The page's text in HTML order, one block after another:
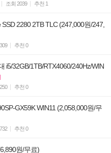
조회 2039 추천 1
2280 2TB TLC (247,000원/247,
추천 0
i5/32GB/1TB/RTX4060/240Hz/WIN
추천 0
GX59K WIN11 (2,058,000원/무
추천 0
원/무료)